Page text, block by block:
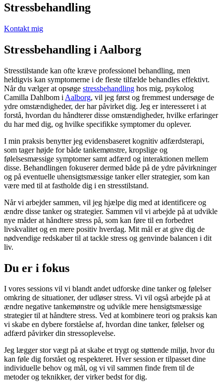
Stressbehandling
Kontakt mig
Stressbehandling i Aalborg
Stresstilstande kan ofte kræve professionel behandling, men
heldigvis kan symptomerne i de fleste tilfælde behandles effektivt.
Når du vælger at opsøge stressbehandling hos mig, psykolog
Camilla Dahlbom i Aalborg, vil jeg først og fremmest undersøge de
ydre omstændigheder, der har påvirket dig. Jeg er interesseret i at
forstå, hvordan du håndterer disse omstændigheder, hvilke erfaringer
du har med dig, og hvilke specifikke symptomer du oplever.
I min praksis benytter jeg evidensbaseret kognitiv adfærdsterapi,
som tager højde for både tankemønstre, kropslige og
følelsesmæssige symptomer samt adfærd og interaktionen mellem
disse. Behandlingen fokuserer dermed både på de ydre påvirkninger
og på eventuelle uhensigtsmæssige tanker eller strategier, som kan
være med til at fastholde dig i en stresstilstand.
Når vi arbejder sammen, vil jeg hjælpe dig med at identificere og
ændre disse tanker og strategier. Sammen vil vi arbejde på at udvikle
nye måder at håndtere stress på, som kan føre til en forbedret
livskvalitet og en mere positiv hverdag. Mit mål er at give dig de
nødvendige redskaber til at tackle stress og genvinde balancen i dit
liv.
Du er i fokus
I vores sessions vil vi blandt andet udforske dine tanker og følelser
omkring de situationer, der udløser stress. Vi vil også arbejde på at
ændre negative tankemønstre og udvikle mere hensigtsmæssige
strategier til at håndtere stress. Ved at kombinere teori og praksis kan
vi skabe en dybere forståelse af, hvordan dine tanker, følelser og
adfærd påvirker din stressoplevelse.
Jeg lægger stor vægt på at skabe et trygt og støttende miljø, hvor du
kan føle dig forstået og respekteret. Hver session er tilpasset dine
individuelle behov og mål, og vi vil sammen finde frem til de
metoder og teknikker, der virker bedst for dig.